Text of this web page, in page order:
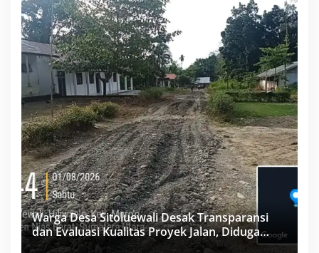
Warga Desa Sitoluewali Desak Transparansi
dan Evaluasi Kualitas Proyek Jalan, Diduga
Minim Informasi